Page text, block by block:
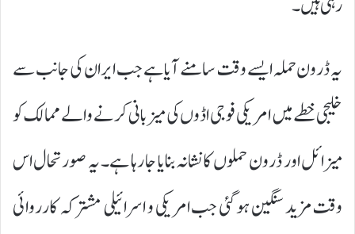
یہ ڈرون حملہ ایسے وقت سامنے آیا ہے جب ایران کی جانب سے
خلیجی خطے میں امریکی فوجی اڈوں کی میزبانی کرنے والے ممالک کو
میزائل اور ڈرون حملوں کا نشانہ بنایا جا رہا ہے۔ یہ صورتحال اس
وقت مزید سنگین ہو گئی جب امریکی و اسرائیلی مشترکہ کارروائی